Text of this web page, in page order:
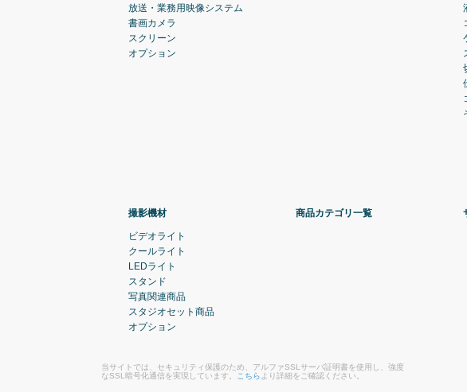
放送・業務用映像システム
書画カメラ
スクリーン
オプション
撮影機材
ビデオライト
クールライト
LEDライト
スタンド
写真関連商品
スタジオセット商品
オプション
商品カテゴリ一覧
当サイトでは、セキュリティ保護のため、アルファSSLサーバ証明書を使用し、強度
なSSL暗号化通信を実現しています。 こちらより詳細をご確認ください。